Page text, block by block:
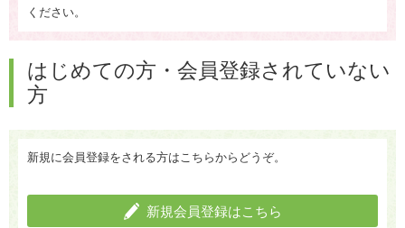
ください。
はじめての方・会員登録されていない
方
新規に会員登録をされる方はこちらからどうぞ。
新規会員登録はこちら